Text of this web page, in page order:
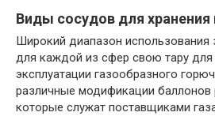
Виды сосудов для хранения
Широкий диапазон использования
для каждой из сфер свою тару для
эксплуатации газообразного
различные модификации
которые служат поставщиками